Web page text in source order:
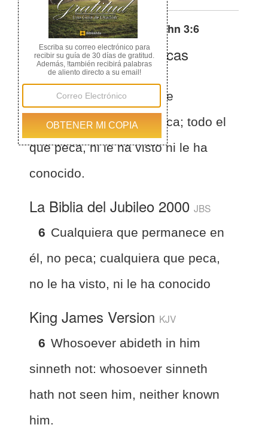
Otras traducciones de 1 John 3:6
La Biblia de las Américas
(Español)BLA
1 Juan 3:6 Todo el que
permanece en El, no peca; todo el
que peca, ni le ha visto ni le ha
conocido.
La Biblia del Jubileo 2000 JBS
6 Cualquiera que permanece en
él, no peca; cualquiera que peca,
no le ha visto, ni le ha conocido
King James Version KJV
6 Whosoever abideth in him
sinneth not: whosoever sinneth
hath not seen him, neither known
him.